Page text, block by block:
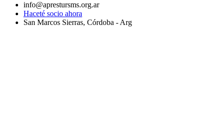
info@aprestursms.org.ar
Haceté socio ahora
San Marcos Sierras, Córdoba - Arg